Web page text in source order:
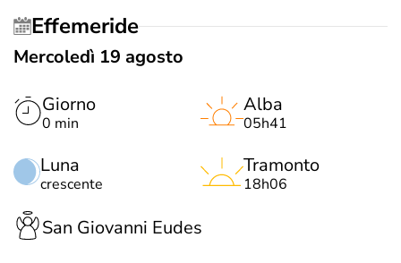
Effemeride
Mercoledì 19 agosto
Giorno
0 min
Luna
crescente
Alba
05h41
Tramonto
18h06
San Giovanni Eudes